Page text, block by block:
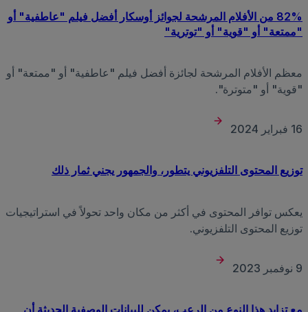
82% من الأفلام المرشحة لجوائز أوسكار أفضل فيلم "عاطفية" أو
"ممتعة" أو "قوية" أو "توترية"
معظم الأفلام المرشحة لجائزة أفضل فيلم "عاطفية" أو "ممتعة" أو
"قوية" أو "متوترة".
16 فبراير 2024
توزيع المحتوى التلفزيوني يتطور، والجمهور يجني ثمار ذلك
يعكس توافر المحتوى في أكثر من مكان واحد تحولاً في استراتيجيات
توزيع المحتوى التلفزيوني.
9 نوفمبر 2023
مع تزايد هذا النوع من الرعب، يمكن للبيانات الوصفية الحديثة أن